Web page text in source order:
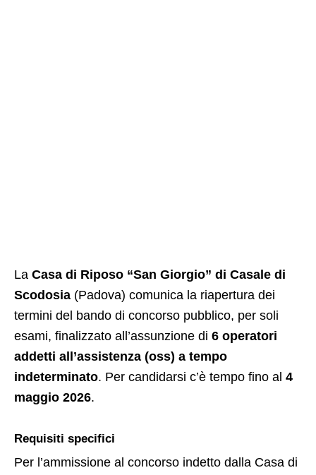
La Casa di Riposo “San Giorgio” di Casale di
Scodosia (Padova) comunica la riapertura dei
termini del bando di concorso pubblico, per soli
esami, finalizzato all’assunzione di 6 operatori
addetti all’assistenza (oss) a tempo
indeterminato. Per candidarsi c’è tempo fino al 4
maggio 2026.
Requisiti specifici
Per l’ammissione al concorso indetto dalla Casa di